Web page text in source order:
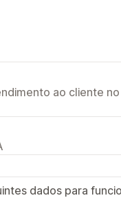
ao cliente no
dados para